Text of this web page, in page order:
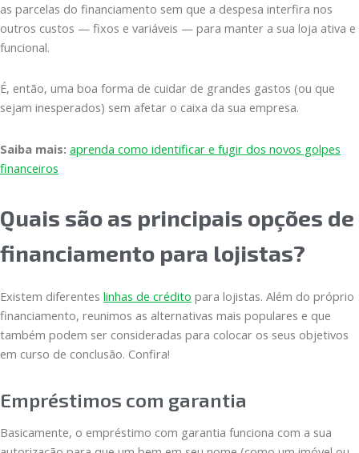
as parcelas do financiamento sem que a despesa interfira nos
outros custos — fixos e variáveis — para manter a sua loja ativa e
funcional.
É, então, uma boa forma de cuidar de grandes gastos (ou que
sejam inesperados) sem afetar o caixa da sua empresa.
Saiba mais: aprenda como identificar e fugir dos novos golpes
financeiros
Quais são as principais opções de
financiamento para lojistas?
Existem diferentes linhas de crédito para lojistas. Além do próprio
financiamento, reunimos as alternativas mais populares e que
também podem ser consideradas para colocar os seus objetivos
em curso de conclusão. Confira!
Empréstimos com garantia
Basicamente, o empréstimo com garantia funciona com a sua